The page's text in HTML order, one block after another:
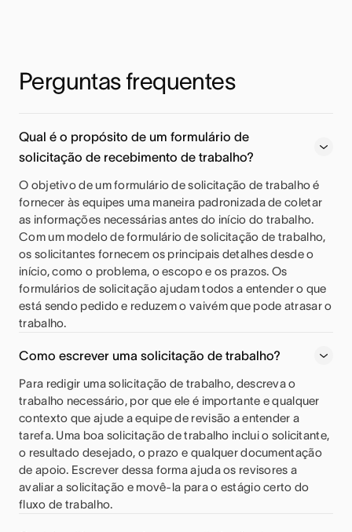
Perguntas frequentes
Qual é o propósito de um formulário de
solicitação de recebimento de trabalho?
O objetivo de um formulário de solicitação de trabalho é
fornecer às equipes uma maneira padronizada de coletar
as informações necessárias antes do início do trabalho.
Com um modelo de formulário de solicitação de trabalho,
os solicitantes fornecem os principais detalhes desde o
início, como o problema, o escopo e os prazos. Os
formulários de solicitação ajudam todos a entender o que
está sendo pedido e reduzem o vaivém que pode atrasar o
trabalho.
Como escrever uma solicitação de trabalho?
Para redigir uma solicitação de trabalho, descreva o
trabalho necessário, por que ele é importante e qualquer
contexto que ajude a equipe de revisão a entender a
tarefa. Uma boa solicitação de trabalho inclui o solicitante,
o resultado desejado, o prazo e qualquer documentação
de apoio. Escrever dessa forma ajuda os revisores a
avaliar a solicitação e movê-la para o estágio certo do
fluxo de trabalho.